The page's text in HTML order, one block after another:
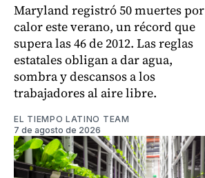
Maryland registró 50 muertes por
calor este verano, un récord que
supera las 46 de 2012. Las reglas
estatales obligan a dar agua,
sombra y descansos a los
trabajadores al aire libre.
EL TIEMPO LATINO TEAM
7 de agosto de 2026